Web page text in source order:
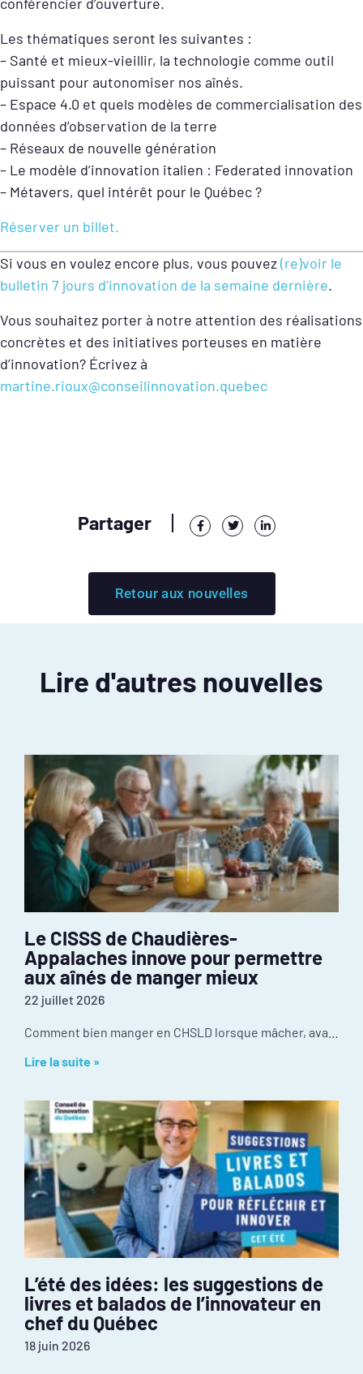
Les thématiques seront les suivantes :
– Santé et mieux-vieillir, la technologie comme outil
puissant pour autonomiser nos aînés.
– Espace 4.0 et quels modèles de commercialisation des
données d’observation de la terre
– Réseaux de nouvelle génération
– Le modèle d’innovation italien : Federated innovation
– Métavers, quel intérêt pour le Québec ?
Réserver un billet.
Si vous en voulez encore plus, vous pouvez(re)voir le
bulletin 7 jours d’innovation de la semaine dernière.
Vous souhaitez porter à notre attention des réalisations
concrètes et des initiatives porteuses en matière
d’innovation? Écrivez à
martine.rioux@conseilinnovation.quebec
Partager
Retour aux nouvelles
Lire d'autres nouvelles
Le CISSS de Chaudières-
Appalaches innove pour permettre
aux aînés de manger mieux
22 juillet 2026
Lire la suite »
L’été des idées: les suggestions de
livres et balados de l’innovateur en
chef du Québec
18 juin 2026